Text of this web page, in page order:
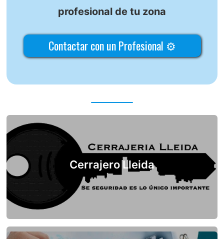
profesional de tu zona
Contactar con un Profesional ⚙
Cerrajero Lleida